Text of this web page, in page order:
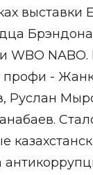
выставки
NABO.
профи -
Руслан